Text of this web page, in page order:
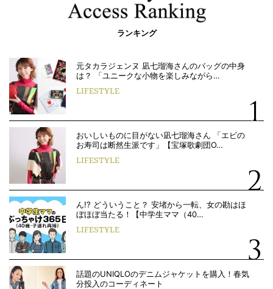
ランキング
元タカラジェンヌ 凪七瑠海さんのバッグの中身
は？ 「ユニークな小物を楽しみながら…
LIFESTYLE
おいしいものに目がない凪七瑠海さん 「エビの
お寿司は断然生派です」【宝塚歌劇団O…
LIFESTYLE
ん!? どういうこと？ 安堵から一転、女の勘はほ
ぼほぼ当たる！【中学生ママ（40…
LIFESTYLE
話題のUNIQLOのデニムジャケットを購入！春気
分投入のコーディネート